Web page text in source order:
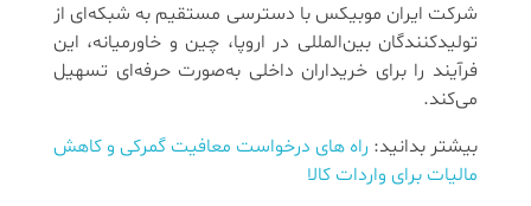
شرکت ایران موبیکس با دسترسی مستقیم به شبکه‌ای از
تولیدکنندگان بین‌المللی در اروپا، چین و خاورمیانه، این
فرآیند را برای خریداران داخلی به‌صورت حرفه‌ای تسهیل
می‌کند.
بیشتر بدانید: راه های درخواست معافیت گمرکی و کاهش
مالیات برای واردات کالا